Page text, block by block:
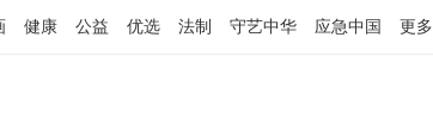
健康 公益 优选 法制 守艺中华 应急中国 更多